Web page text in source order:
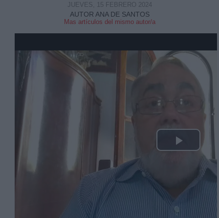
AUTOR ANA DE SANTOS
Mas artículos del mismo autor/a
JUEVES, 15 FEBRERO 2024
Play
Video
Derechos:
link
Información adicional